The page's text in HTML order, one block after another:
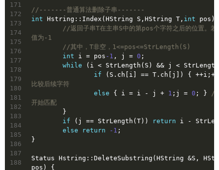
171
172
173
174
175
176
177
178
179
180
181
182
183
184
185
186
187
188
//-------普通算法删除子串-------
int Hstring::Index(HString S,HString T, int pos)
//返回子串T在主串S中的第pos个字符之后的位置。若
值为-1
//其中，T非空，1<=pos<=StrLength(S)
int i = pos -1 , j = 0 ;
while (i < StrLength(S) && j <
if (S.ch[i] == T.ch[j]) {
比较后续字符
else { i = i - j + 1 ;j = 0 ; }
//
开始匹配
	}
if (j == StrLength(T)) return i -
else
return -1 ;
}
Status Hstring::DeleteSubstring(HString &S,
pos) {